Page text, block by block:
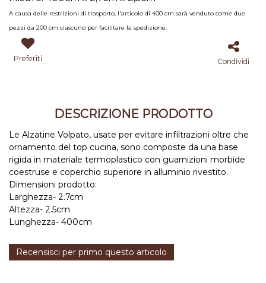
A causa delle restrizioni di trasporto, l'articolo di 400 cm sarà venduto come due
pezzi da 200 cm ciascuno per facilitare la spedizione.
Preferiti Condividi
DESCRIZIONE PRODOTTO
Le Alzatine Volpato, usate per evitare infiltrazioni oltre che
ornamento del top cucina, sono composte da una base
rigida in materiale termoplastico con guarnizioni morbide
coestruse e coperchio superiore in alluminio rivestito.
Dimensioni prodotto:
Larghezza- 2.7cm
Altezza- 2.5cm
Lunghezza- 400cm
Recensisci per primo questo articolo